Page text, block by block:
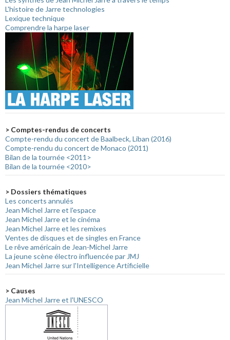
L'histoire de Jarre technologies
Lexique technique
Comprendre la harpe laser
> Comptes-rendus de concerts
Compte-rendu du concert de Baalbeck, Liban (2016)
Compte-rendu du concert de Monaco (2011)
Bilan de la tournée <2011>
Bilan de la tournée <2010>
> Dossiers thématiques
Les concerts annulés
Jean Michel Jarre et l'espace
Jean Michel Jarre et le cinéma
Jean Michel Jarre et les remixes
Ventes de disques et de singles en France
Le rêve américain de Jean-Michel Jarre
La jeune scène électro influencée par JMJ
Jean Michel Jarre sur l'Intelligence Artificielle
> Causes
Jean Michel Jarre et l'UNESCO